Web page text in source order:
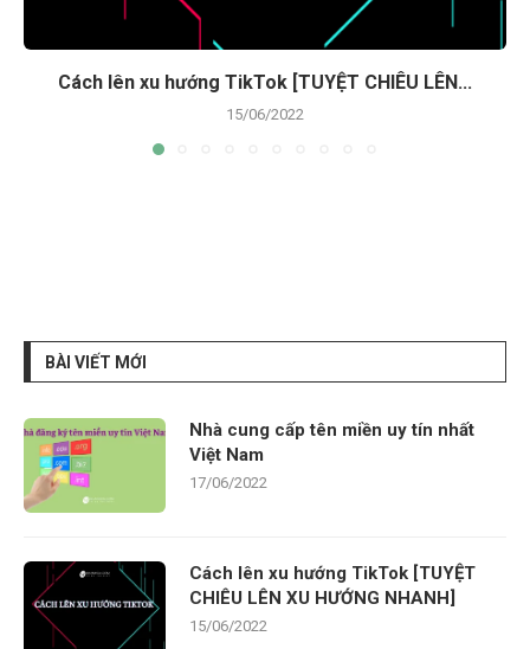
Cách lên xu hướng TikTok [TUYỆT CHIÊU LÊN...
15/06/2022
BÀI VIẾT MỚI
Nhà cung cấp tên miền uy tín nhất
Việt Nam
17/06/2022
Cách lên xu hướng TikTok [TUYỆT
CHIÊU LÊN XU HƯỚNG NHANH]
15/06/2022